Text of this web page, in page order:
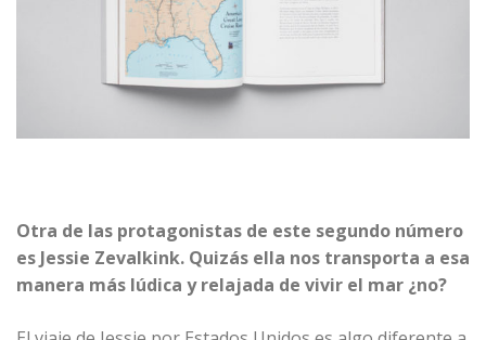
Otra de las protagonistas de este segundo número
es Jessie Zevalkink. Quizás ella nos transporta a esa
manera más lúdica y relajada de vivir el mar ¿no?